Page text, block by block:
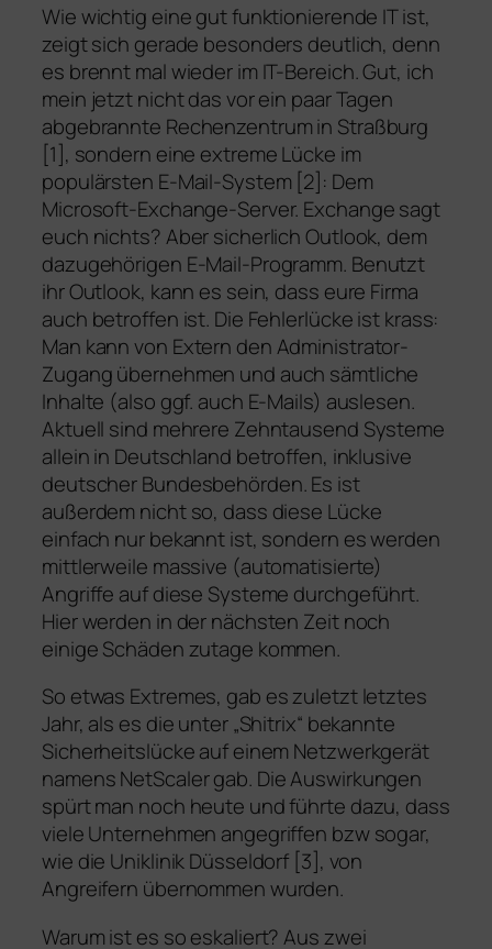
Wie wichtig eine gut funktionierende IT ist,
zeigt sich gerade besonders deutlich, denn
es brennt mal wieder im IT-Bereich. Gut, ich
mein jetzt nicht das vor ein paar Tagen
abgebrannte Rechenzentrum in Straßburg
[1], sondern eine extreme Lücke im
populärsten E-Mail-System [2]: Dem
Microsoft-Exchange-Server. Exchange sagt
euch nichts? Aber sicherlich Outlook, dem
dazugehörigen E-Mail-Programm. Benutzt
ihr Outlook, kann es sein, dass eure Firma
auch betroffen ist. Die Fehlerlücke ist krass:
Man kann von Extern den Administrator-
Zugang übernehmen und auch sämtliche
Inhalte (also ggf. auch E-Mails) auslesen.
Aktuell sind mehrere Zehntausend Systeme
allein in Deutschland betroffen, inklusive
deutscher Bundesbehörden. Es ist
außerdem nicht so, dass diese Lücke
einfach nur bekannt ist, sondern es werden
mittlerweile massive (automatisierte)
Angriffe auf diese Systeme durchgeführt.
Hier werden in der nächsten Zeit noch
einige Schäden zutage kommen.
So etwas Extremes, gab es zuletzt letztes
Jahr, als es die unter „Shitrix“ bekannte
Sicherheitslücke auf einem Netzwerkgerät
namens NetScaler gab. Die Auswirkungen
spürt man noch heute und führte dazu, dass
viele Unternehmen angegriffen bzw sogar,
wie die Uniklinik Düsseldorf [3], von
Angreifern übernommen wurden.
Warum ist es so eskaliert? Aus zwei